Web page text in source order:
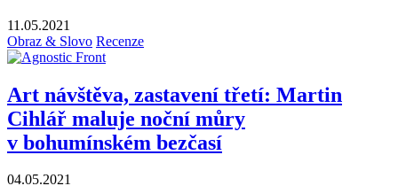
11.05.2021
Obraz & Slovo Recenze
Art návštěva, zastavení třetí: Martin
Cihlář maluje noční můry
v bohumínském bezčasí
04.05.2021